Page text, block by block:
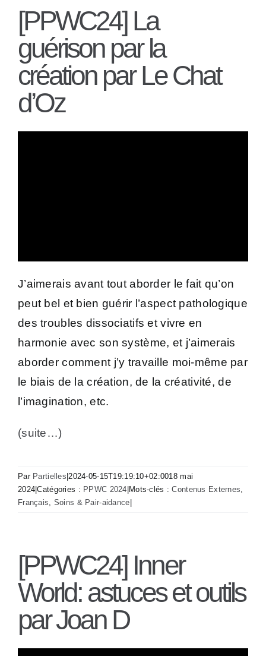
[PPWC24] La
guérison par la
création par Le Chat
d’Oz
J’aimerais avant tout aborder le fait qu’on
peut bel et bien guérir l’aspect pathologique
des troubles dissociatifs et vivre en
harmonie avec son système, et j’aimerais
aborder comment j’y travaille moi-même par
le biais de la création, de la créativité, de
l’imagination, etc.
(suite…)
Par Partielles|2024-05-15T19:19:10+02:0018 mai
2024|Catégories : PPWC 2024|Mots-clés :Contenus Externes
Français
Soins & Pair-aidance|
[PPWC24] Inner
World: astuces et outils
par Joan D